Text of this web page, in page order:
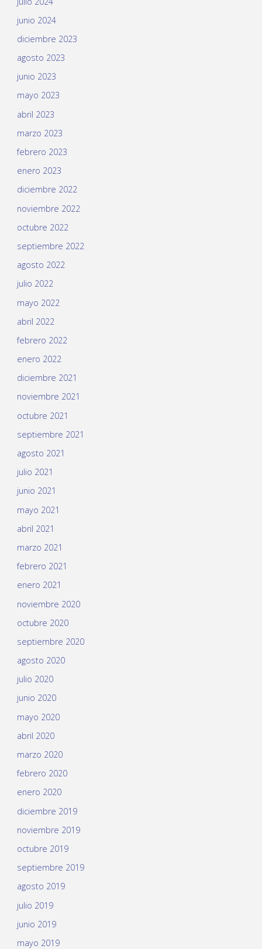
junio 2024
diciembre 2023
agosto 2023
junio 2023
mayo 2023
abril 2023
marzo 2023
febrero 2023
enero 2023
diciembre 2022
noviembre 2022
octubre 2022
septiembre 2022
agosto 2022
julio 2022
mayo 2022
abril 2022
febrero 2022
enero 2022
diciembre 2021
noviembre 2021
octubre 2021
septiembre 2021
agosto 2021
julio 2021
junio 2021
mayo 2021
abril 2021
marzo 2021
febrero 2021
enero 2021
noviembre 2020
octubre 2020
septiembre 2020
agosto 2020
julio 2020
junio 2020
mayo 2020
abril 2020
marzo 2020
febrero 2020
enero 2020
diciembre 2019
noviembre 2019
octubre 2019
septiembre 2019
agosto 2019
julio 2019
junio 2019
mayo 2019